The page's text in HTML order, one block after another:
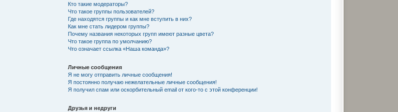
Кто такие модераторы?
Что такое группы пользователей?
Где находятся группы и как мне вступить в них?
Как мне стать лидером группы?
Почему названия некоторых групп имеют разные цвета?
Что такое группа по умолчанию?
Что означает ссылка «Наша команда»?
Личные сообщения
Я не могу отправить личные сообщения!
Я постоянно получаю нежелательные личные сообщения!
Я получил спам или оскорбительный email от кого-то с этой конференции!
Друзья и недруги